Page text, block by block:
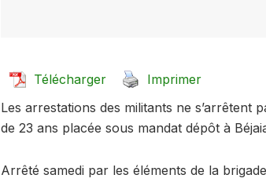
Télécharger
Imprimer
Les arrestations des militants ne s’arrêtent
de 23 ans placée sous mandat dépôt à
Arrêté samedi par les éléments de la